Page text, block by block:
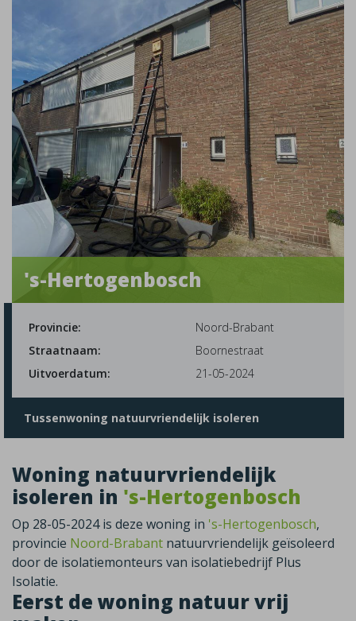
's-Hertogenbosch
Provincie:
Noord-Brabant
Straatnaam:
Boornestraat
Uitvoerdatum:
21-05-2024
Tussenwoning natuurvriendelijk isoleren
Woning natuurvriendelijk
isoleren in 's-Hertogenbosch
Op 28-05-2024 is deze woning in 's-Hertogenbosch,
provincie Noord-Brabant natuurvriendelijk geïsoleerd
door de isolatiemonteurs van isolatiebedrijf Plus
Isolatie.
Eerst de woning natuur vrij